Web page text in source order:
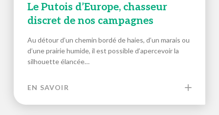
Le Putois d’Europe, chasseur
discret de nos campagnes
Au détour d’un chemin bordé de haies, d’un marais ou
d’une prairie humide, il est possible d’apercevoir la
silhouette élancée…
EN SAVOIR